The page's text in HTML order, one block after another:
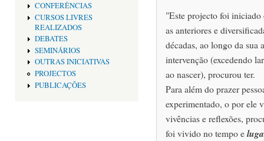
CONFERÊNCIAS
CURSOS LIVRES
REALIZADOS
DEBATES
SEMINÁRIOS
OUTRAS INICIATIVAS
PROJECTOS
PUBLICAÇÕES
"Este projecto foi iniciado
as anteriores e
décadas, ao longo da sua
intervenção (excedendo
ao nascer), procurou ter.
Para além do prazer
experimentado, o por ele
vivências e reflexões,
foi vivido no tempo e